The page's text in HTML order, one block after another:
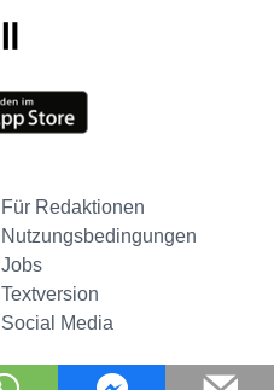
Für Redaktionen
Nutzungsbedingungen
Jobs
Textversion
Social Media